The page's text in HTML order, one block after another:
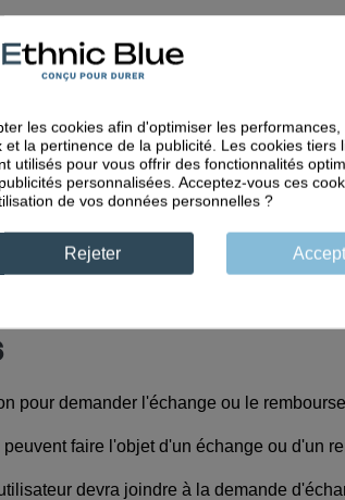
pour retourner sans motif, le produit qu’il
du Québec, 91140 Vilebon sur
Pour les retours depuis
le montant correspondant dans les 7
pour demander l'échange ou le
faire l'objet d'un échange ou d'un
devra joindre à la demande
les cookies afin d'optimiser les performances,
la pertinence de la publicité. Les cookies tiers
utilisés pour vous offrir des fonctionnalités
personnalisées. Acceptez-vous ces
de vos données personnelles ?
Rejeter